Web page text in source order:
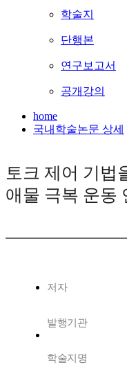
학술지
단행본
연구보고서
공개강의
home
국내학술논문 상세
토크 제어 기법
애물 극복 운동
저자
발행기관
학술지명